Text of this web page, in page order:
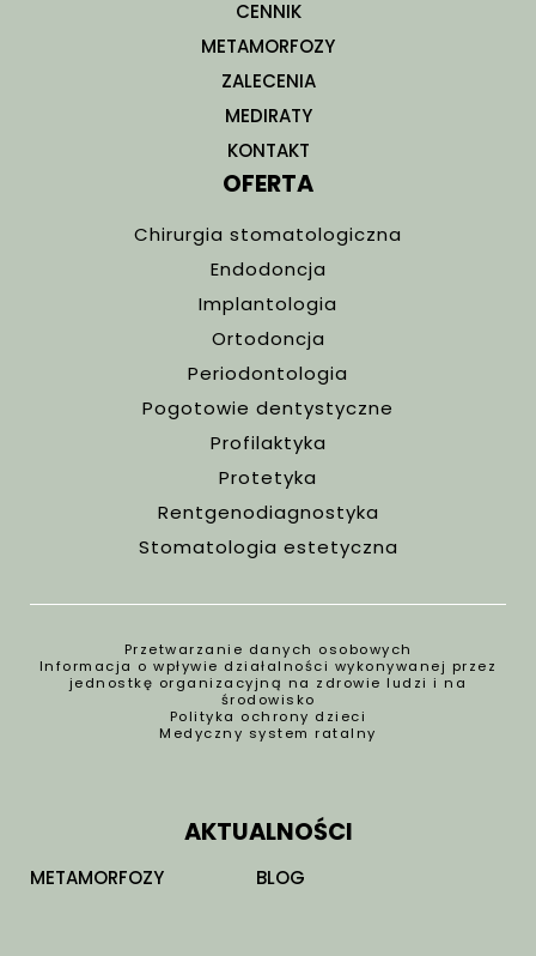
CENNIK
METAMORFOZY
ZALECENIA
MEDIRATY
KONTAKT
OFERTA
Chirurgia stomatologiczna
Endodoncja
Implantologia
Ortodoncja
Periodontologia
Pogotowie dentystyczne
Profilaktyka
Protetyka
Rentgenodiagnostyka
Stomatologia estetyczna
Przetwarzanie danych osobowych
Informacja o wpływie działalności wykonywanej przez
jednostkę organizacyjną na zdrowie ludzi i na
środowisko
Polityka ochrony dzieci
Medyczny system ratalny
AKTUALNOŚCI
METAMORFOZY BLOG